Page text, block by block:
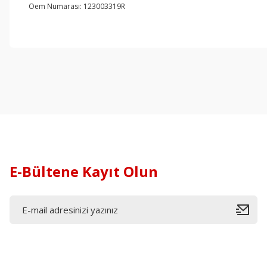
Oem Numarası: 123003319R
E-Bültene Kayıt Olun